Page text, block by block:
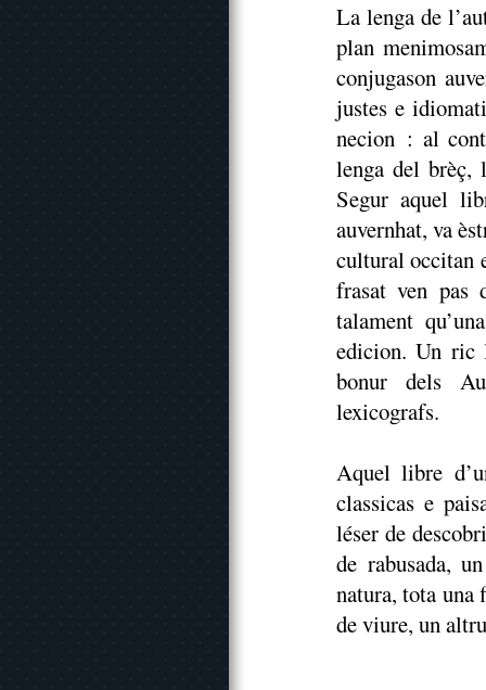
La lenga de
plan
conjugason
justes e
necion : al
lenga del brèç,
Segur aquel
auvernhat, va
cultural occitan
frasat ven pas
talament
edicion. Un ric
bonur dels
lexicografs.
Aquel libre
classicas e
léser de
de rabusada,
natura, tota una
de viure, un